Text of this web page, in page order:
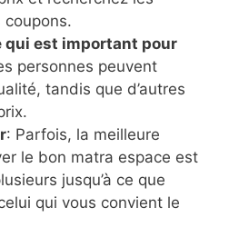
coupons.
qui est important pour
personnes peuvent
tandis que d’autres
: Parfois, la meilleure
le bon matra espace est
jusqu’à ce que
qui vous convient le